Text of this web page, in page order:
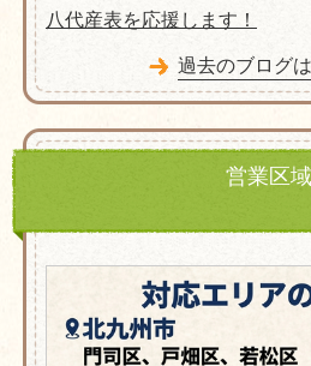
八代産表を応援します！
過去のブログ
営業区域